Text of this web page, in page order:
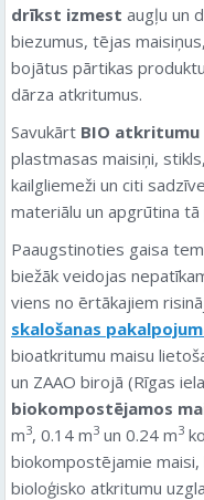
drīkst izmest augļu un
biezumus, tējas
bojātus pārtikas
dārza atkritumus.
Savukārt BIO
plastmasas maisiņi,
kailgliemeži un citi
materiālu un apgrūtina
Paaugstinoties gaisa
biežāk veidojas
viens no ērtākajiem
skalošanas
bioatkritumu maisu
un ZAAO birojā (Rīgas
biokompostējamos
m3, 0.14 m3 un 0.24 m3
biokompostējamie
bioloģisko atkritumu